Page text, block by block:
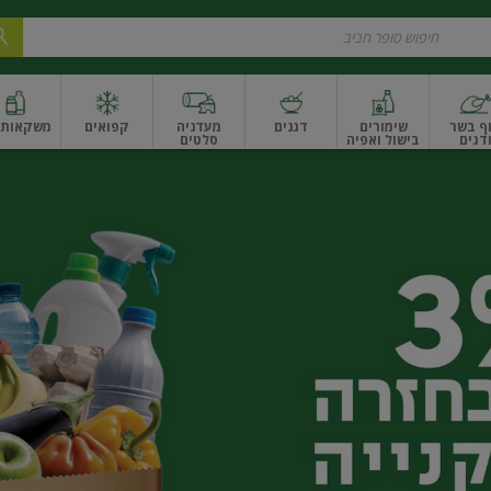
בשר
ודגים
שימורים
בישול ואפיה
דגנים מעדניה
סלטים
ונקניקים
קפואים משקאות
ואגוזיםפירות יבשים ארוזפירות יבשים בתפזורתפיצוחים, אגוזים